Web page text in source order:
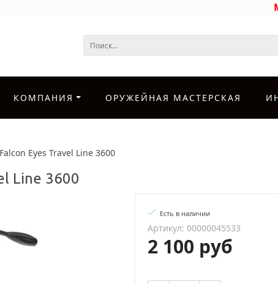
КОМПАНИЯ ОРУЖЕЙНАЯ МАСТЕРСКАЯ
Eyes Travel Line 3600
Line 3600
Есть в наличии
Артикул: 00000045533
2 100 руб